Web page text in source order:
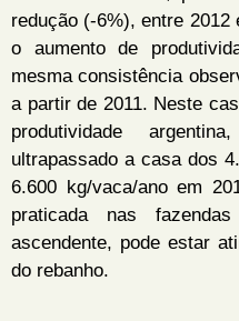
redução (-6%), entre 2012
o aumento de
mesma consistência
a partir de 2011. Neste
produtividade
ultrapassado a casa dos
6.600 kg/vaca/ano em
praticada nas
ascendente, pode estar
do rebanho.